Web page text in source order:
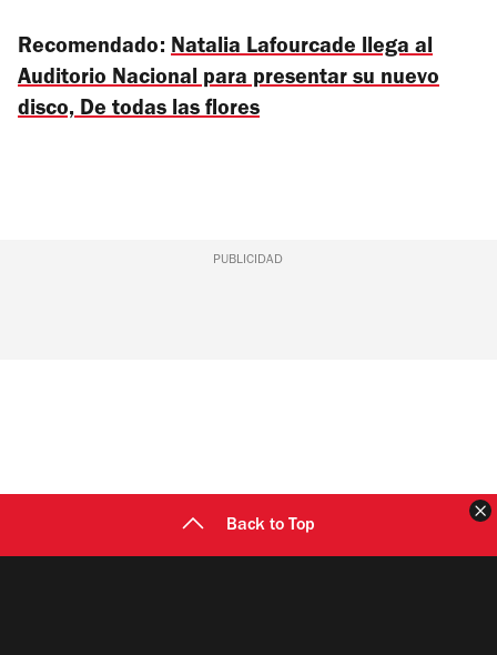
Recomendado: Natalia Lafourcade llega al
Auditorio Nacional para presentar su nuevo
disco, De todas las flores
PUBLICIDAD
Back to Top